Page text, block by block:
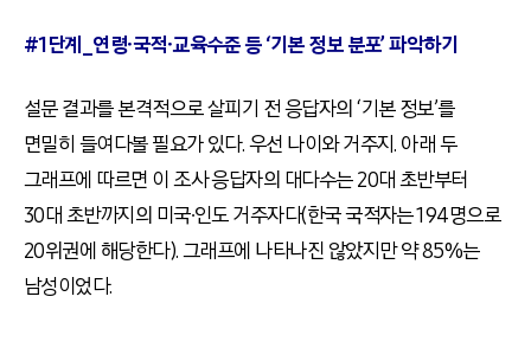
#1단계_연령∙국적∙교육수준 등 ‘기본 정보 분포’ 파악하기
설문 결과를 본격적으로 살피기 전 응답자의 ‘기본 정보’를
면밀히 들여다볼 필요가 있다. 우선 나이와 거주지. 아래 두
그래프에 따르면 이 조사 응답자의 대다수는 20대 초반부터
30대 초반까지의 미국∙인도 거주자다(한국 국적자는 194명으로
20위권에 해당한다). 그래프에 나타나진 않았지만 약 85%는
남성이었다.